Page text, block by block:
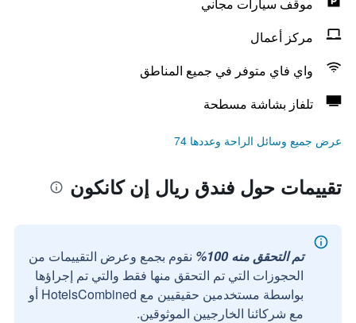
مركز أعمال
واي فاي متوفر في جميع المناطق
تلفاز بشاشة مسطحة
عرض جميع وسائل الراحة وعددها 74
تقييمات حول فندق ريال إن كانكون
تم التحقق منه 100%
نقوم بجمع وعرض التقييمات من
الحجوزات التي تم التحقق منها فقط والتي تم إجراؤها
بواسطة مستخدمين حقيقيين مع HotelsCombined أو
مع شركائنا الخارجيين الموثوقين.